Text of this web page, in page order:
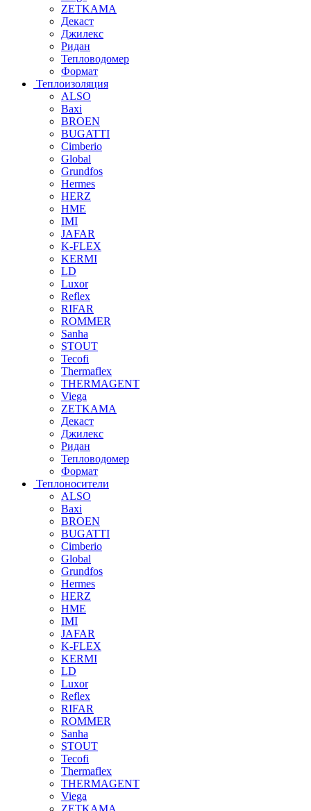
ZETKAMA
Декаст
Джилекс
Ридан
Тепловодомер
Формат
Теплоизоляция
ALSO
Baxi
BROEN
BUGATTI
Cimberio
Global
Grundfos
Hermes
HERZ
HME
IMI
JAFAR
K-FLEX
KERMI
LD
Luxor
Reflex
RIFAR
ROMMER
Sanha
STOUT
Tecofi
Thermaflex
THERMAGENT
Viega
ZETKAMA
Декаст
Джилекс
Ридан
Тепловодомер
Формат
Теплоносители
ALSO
Baxi
BROEN
BUGATTI
Cimberio
Global
Grundfos
Hermes
HERZ
HME
IMI
JAFAR
K-FLEX
KERMI
LD
Luxor
Reflex
RIFAR
ROMMER
Sanha
STOUT
Tecofi
Thermaflex
THERMAGENT
Viega
ZETKAMA